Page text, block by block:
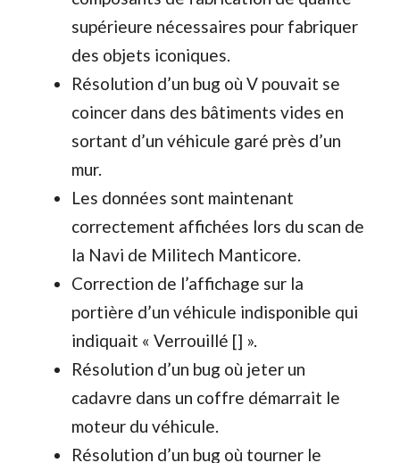
supérieure nécessaires pour fabriquer
des objets iconiques.
Résolution d’un bug où V pouvait se
coincer dans des bâtiments vides en
sortant d’un véhicule garé près d’un
mur.
Les données sont maintenant
correctement affichées lors du scan de
la Navi de Militech Manticore.
Correction de l’affichage sur la
portière d’un véhicule indisponible qui
indiquait « Verrouillé [] ».
Résolution d’un bug où jeter un
cadavre dans un coffre démarrait le
moteur du véhicule.
Résolution d’un bug où tourner le